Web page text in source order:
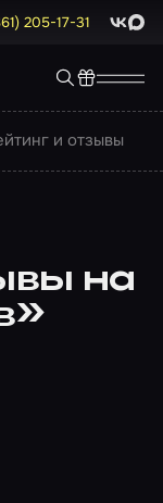
205-17-31 Max
и отзывы
на